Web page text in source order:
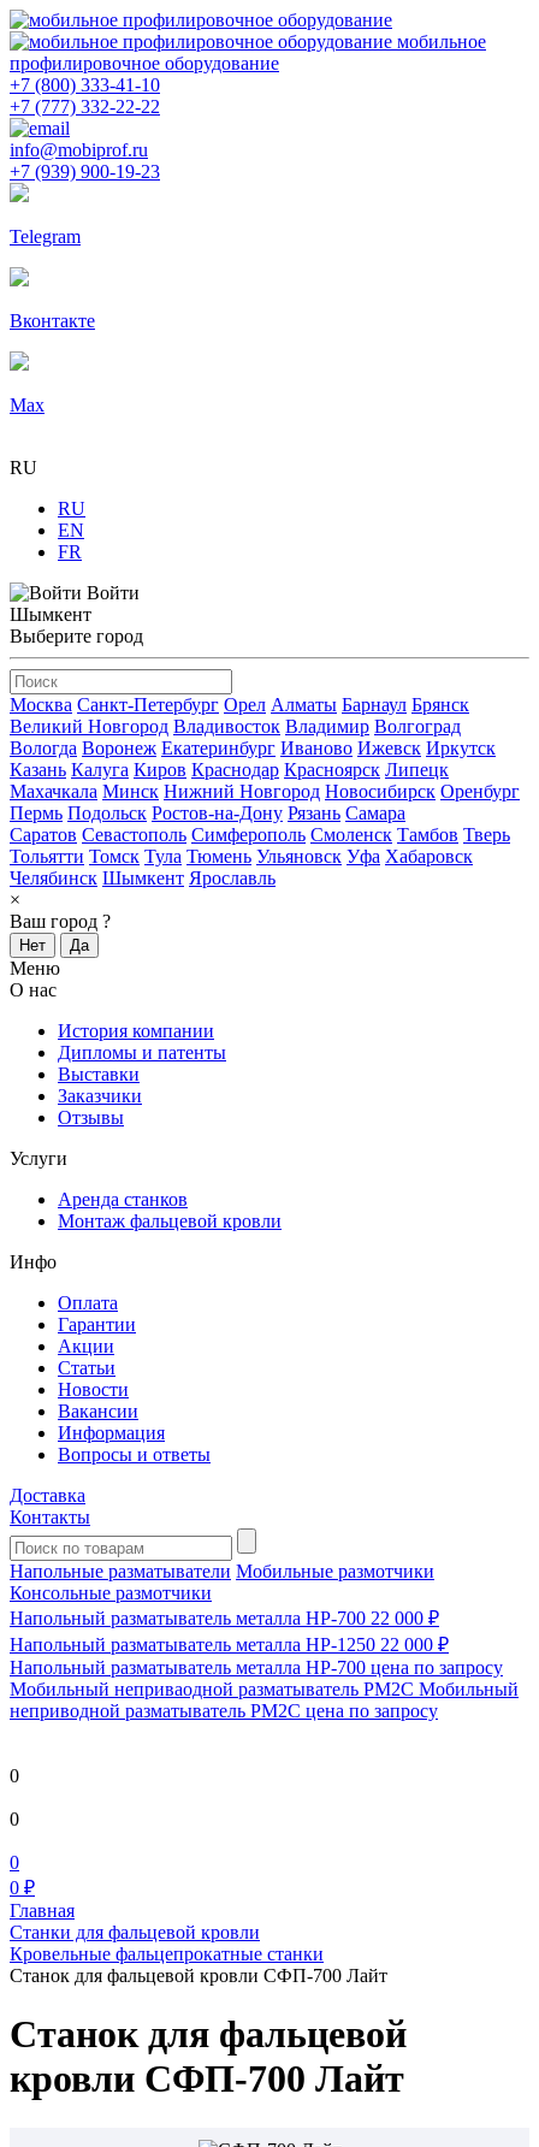
мобильное
профилировочное оборудование
+7 (800) 333-41-10
+7 (777) 332-22-22
info@mobiprof.ru
+7 (939) 900-19-23
Telegram
Вконтакте
Max
RU
RU
EN
FR
Войти
Шымкент
Выберите город
Москва Санкт-Петербург Орел Алматы Барнаул Брянск
Великий Новгород Владивосток Владимир Волгоград
Вологда Воронеж Екатеринбург Иваново Ижевск Иркутск
Казань Калуга Киров Краснодар Красноярск Липецк
Махачкала Минск Нижний Новгород Новосибирск Оренбург
Пермь Подольск Ростов-на-Дону Рязань Самара
Саратов Севастополь Симферополь Смоленск Тамбов Тверь
Тольятти Томск Тула Тюмень Ульяновск Уфа Хабаровск
Челябинск Шымкент Ярославль
×
Ваш город ?
Нет Да
Меню
О нас
История компании
Дипломы и патенты
Выставки
Заказчики
Отзывы
Услуги
Аренда станков
Монтаж фальцевой кровли
Инфо
Оплата
Гарантии
Акции
Статьи
Новости
Вакансии
Информация
Вопросы и ответы
Доставка
Контакты
Напольные разматыватели Мобильные размотчики
Консольные размотчики
Напольный разматыватель металла HP-700 22 000 ₽
Напольный разматыватель металла HP-1250 22 000 ₽
Напольный разматыватель металла HP-700 цена по запросу
Мобильный непривaодной разматыватель РМ2С Мобильный
неприводной разматыватель РМ2С цена по запросу
0
0
0
0 ₽
Главная
Станки для фальцевой кровли
Кровельные фальцепрокатные станки
Станок для фальцевой кровли СФП-700 Лайт
Станок для фальцевой
кровли СФП-700 Лайт